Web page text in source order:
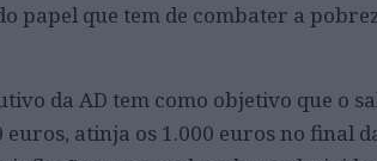
papel que tem de combater a
da AD tem como objetivo que o
atinja os 1.000 euros no final